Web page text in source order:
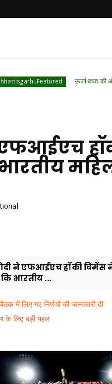
ऊर्जा बचत की ओर बढ़ते कदम,
एफआईएच
मोदी ने एफआईएच हॉकी
भारतीय ...
में लिए गए निर्णयों की जानकारी दी
के लिए बड़ी पहल